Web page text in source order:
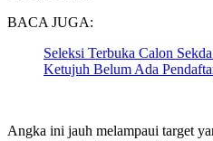
BACA JUGA:
Seleksi Terbuka Calon
Ketujuh Belum Ada
Angka ini jauh melampaui target